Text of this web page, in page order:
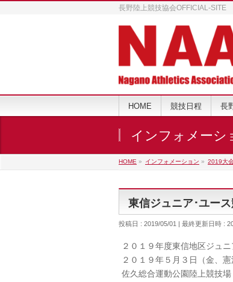
長野陸上競技協会OFFICIAL-SITE
HOME 競技日程 長
インフォメーシ
HOME » インフォメーション » 2019大
東信ジュニア･ユー
投稿日 : 2019/05/01 最終更新日時 :
２０１９年度東信地区ジュ
２０１９年５月３日（金、憲
佐久総合運動公園陸上競技場